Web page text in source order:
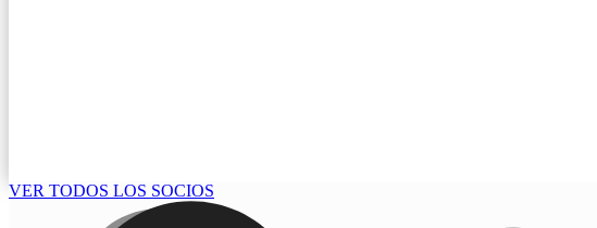
VER TODOS LOS SOCIOS